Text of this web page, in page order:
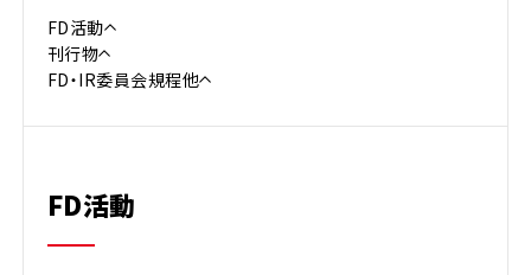
FD活動
刊行物
FD・IR委員会規程他
FD活動